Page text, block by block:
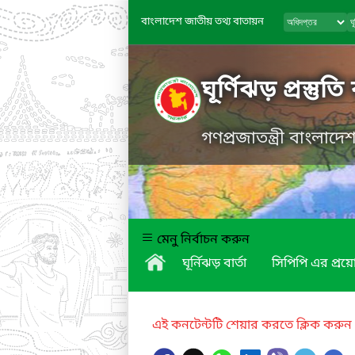
বাংলাদেশ জাতীয় তথ্য বাতায়ন
ঘূর্ণিঝড়
গণপ্রজাতন্ত্রী
মেনু নির্বাচন করুন
ঘূর্নিঝড় বার্তা
সিপিপি এর
এই কনটেন্টটি শেয়ার করতে ক্লিক করুন